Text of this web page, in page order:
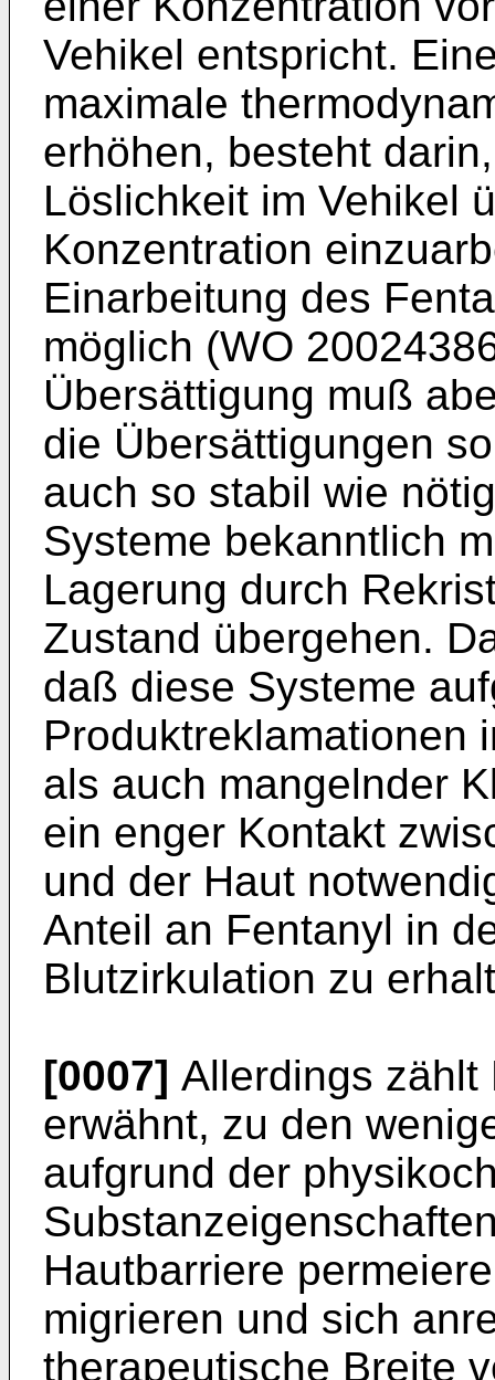
Vehikel entspricht.
maximale
erhöhen, besteht
Löslichkeit im Vehikel
Konzentration
Einarbeitung des
möglich (WO
Übersättigung muß
die Übersättigungen
auch so stabil wie
Systeme bekanntlich
Lagerung durch
Zustand übergehen.
daß diese Systeme
Produktreklamationen
als auch mangelnder
ein enger Kontakt
und der Haut
Anteil an Fentanyl in
Blutzirkulation zu
[0007] Allerdings zählt
erwähnt, zu den
aufgrund der
Hautbarriere
migrieren und sich
therapeutische Breite